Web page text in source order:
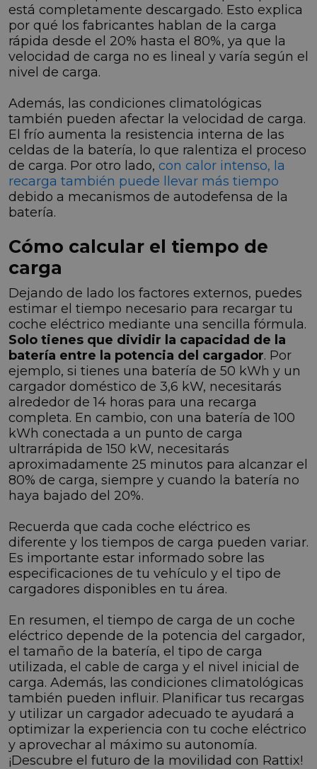
está completamente descargado. Esto explica
por qué los fabricantes hablan de la carga
rápida desde el 20% hasta el 80%, ya que la
velocidad de carga no es lineal y varía según el
nivel de carga.
Además, las condiciones climatológicas
también pueden afectar la velocidad de carga.
El frío aumenta la resistencia interna de las
celdas de la batería, lo que ralentiza el proceso
de carga. Por otro lado, con calor intenso, la
recarga también puede llevar más tiempo
debido a mecanismos de autodefensa de la
batería.
Cómo calcular el tiempo de
carga
Dejando de lado los factores externos, puedes
estimar el tiempo necesario para recargar tu
coche eléctrico mediante una sencilla fórmula.
Solo tienes que dividir la capacidad de la
batería entre la potencia del cargador. Por
ejemplo, si tienes una batería de 50 kWh y un
cargador doméstico de 3,6 kW, necesitarás
alrededor de 14 horas para una recarga
completa. En cambio, con una batería de 100
kWh conectada a un punto de carga
ultrarrápida de 150 kW, necesitarás
aproximadamente 25 minutos para alcanzar el
80% de carga, siempre y cuando la batería no
haya bajado del 20%.
Recuerda que cada coche eléctrico es
diferente y los tiempos de carga pueden variar.
Es importante estar informado sobre las
especificaciones de tu vehículo y el tipo de
cargadores disponibles en tu área.
En resumen, el tiempo de carga de un coche
eléctrico depende de la potencia del cargador,
el tamaño de la batería, el tipo de carga
utilizada, el cable de carga y el nivel inicial de
carga. Además, las condiciones climatológicas
también pueden influir. Planificar tus recargas
y utilizar un cargador adecuado te ayudará a
optimizar la experiencia con tu coche eléctrico
y aprovechar al máximo su autonomía.
¡Descubre el futuro de la movilidad con Rattix!